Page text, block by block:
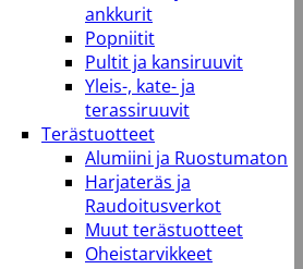
ankkurit
Popniitit
Pultit ja kansiruuvit
Yleis-, kate- ja
terassiruuvit
Terästuotteet
Alumiini ja Ruostumaton
Harjateräs ja
Raudoitusverkot
Muut terästuotteet
Oheistarvikkeet